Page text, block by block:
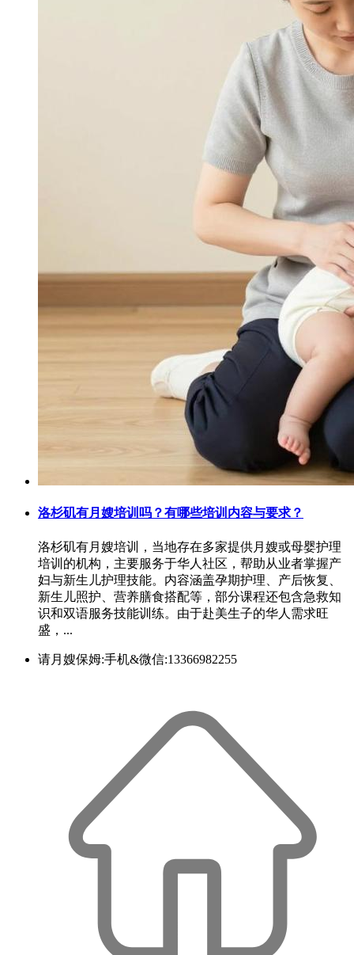
洛杉矶有月嫂培训吗？有哪些培训内容与要求？
洛杉矶有月嫂培训‌，当地存在多家提供月嫂或母婴护理
培训的机构，主要服务于华人社区，帮助从业者掌握产
妇与新生儿护理技能。内容涵盖孕期护理、产后恢复、
新生儿照护、营养膳食搭配等，部分课程还包含急救知
识和双语服务技能训练。由于赴美生子的华人需求旺
盛，...
请月嫂保姆:手机&微信:13366982255